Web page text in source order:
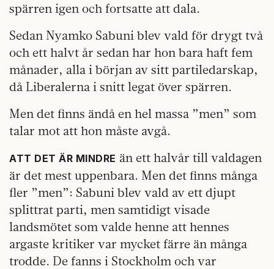
spärren igen och fortsatte att dala.
Sedan Nyamko Sabuni blev vald för drygt två
och ett halvt år sedan har hon bara haft fem
månader, alla i början av sitt partiledarskap,
då Liberalerna i snitt legat över spärren.
Men det finns ändå en hel massa ”men” som
talar mot att hon måste avgå.
ATT DET ÄR MINDRE än ett halvår till valdagen
är det mest uppenbara. Men det finns många
fler ”men”: Sabuni blev vald av ett djupt
splittrat parti, men samtidigt visade
landsmötet som valde henne att hennes
argaste kritiker var mycket färre än många
trodde. De fanns i Stockholm och var